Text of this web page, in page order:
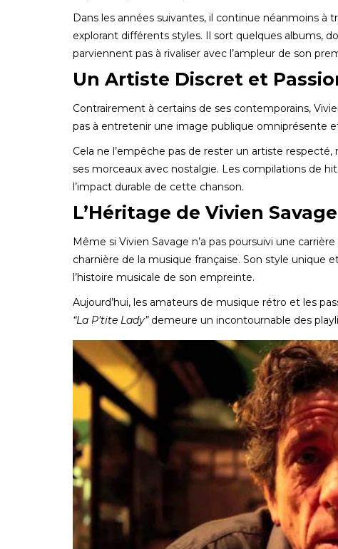
Dans les années suivantes, il continue néanmoins à
explorant différents styles. Il sort quelques albums,
parviennent pas à rivaliser avec l’ampleur de son
Un Artiste Discret et
Contrairement à certains de ses contemporains,
pas à entretenir une image publique omniprésente
Cela ne l’empêche pas de rester un artiste
ses morceaux avec nostalgie. Les compilations de
l’impact durable de cette chanson.
L’Héritage de Vivien
Même si Vivien Savage n’a pas poursuivi une
charnière de la musique française. Son style unique
l’histoire musicale de son empreinte.
Aujourd’hui, les amateurs de musique rétro et les
“La P’tite Lady”demeure un incontournable des